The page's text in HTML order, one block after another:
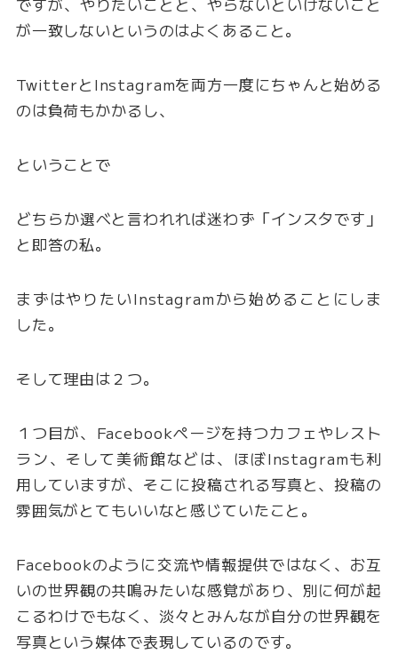
が一致しないというのはよくあること。
TwitterとInstagramを両方一度にちゃんと始める
のは負荷もかかるし、
ということで
どちらか選べと言われれば迷わず「インスタです」
と即答の私。
まずはやりたいInstagramから始めることにしま
した。
そして理由は２つ。
１つ目が、Facebookページを持つカフェやレスト
ラン、そして美術館などは、ほぼInstagramも利
用していますが、そこに投稿される写真と、投稿の
雰囲気がとてもいいなと感じていたこと。
Facebookのように交流や情報提供ではなく、お互
いの世界観の共鳴みたいな感覚があり、別に何が起
こるわけでもなく、淡々とみんなが自分の世界観を
写真という媒体で表現しているのです。